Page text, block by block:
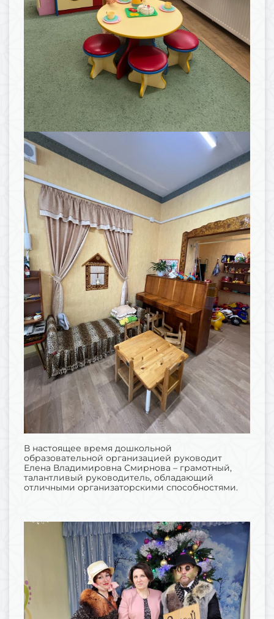
В настоящее время дошкольной
образовательной организацией руководит
Елена Владимировна Смирнова – грамотный,
талантливый руководитель, обладающий
отличными организаторскими способностями.